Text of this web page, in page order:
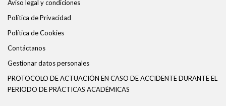
Aviso legal y condiciones
Política de Privacidad
Política de Cookies
Contáctanos
Gestionar datos personales
PROTOCOLO DE ACTUACIÓN EN CASO DE ACCIDENTE DURANTE EL
PERIODO DE PRÁCTICAS ACADÉMICAS